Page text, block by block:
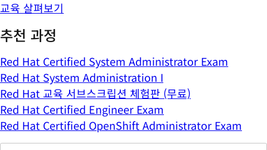
교육 살펴보기
추천 과정
Red Hat Certified System Administrator Exam
Red Hat System Administration I
Red Hat 교육 서브스크립션 체험판 (무료)
Red Hat Certified Engineer Exam
Red Hat Certified OpenShift Administrator Exam